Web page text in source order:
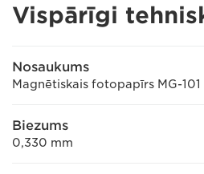
Vispārīgi
Nosaukums
Magnētiskais fotopapīrs MG-101
Biezums
0,330 mm